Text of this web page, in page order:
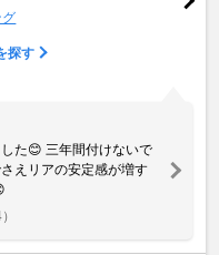
グ
探す
た😊 三年間付けないで
えリアの安定感が増す